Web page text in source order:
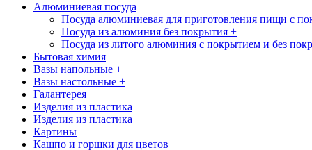
Алюминиевая посуда
Посуда алюминиевая для приготовления пищи с
Посуда из алюминия без покрытия +
Посуда из литого алюминия с покрытием и без
Бытовая химия
Вазы напольные +
Вазы настольные +
Галантерея
Изделия из пластика
Изделия из пластика
Картины
Кашпо и горшки для цветов